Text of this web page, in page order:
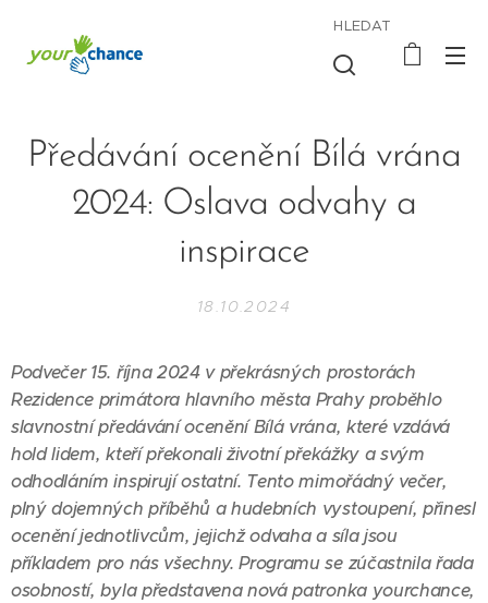
HLEDAT
Předávání ocenění Bílá vrána
2024: Oslava odvahy a
inspirace
18.10.2024
Podvečer 15. října 2024 v překrásných prostorách
Rezidence primátora hlavního města Prahy proběhlo
slavnostní předávání ocenění Bílá vrána, které vzdává
hold lidem, kteří překonali životní překážky a svým
odhodláním inspirují ostatní. Tento mimořádný večer,
plný dojemných příběhů a hudebních vystoupení, přinesl
ocenění jednotlivcům, jejichž odvaha a síla jsou
příkladem pro nás všechny. Programu se zúčastnila řada
osobností, byla představena nová patronka yourchance,